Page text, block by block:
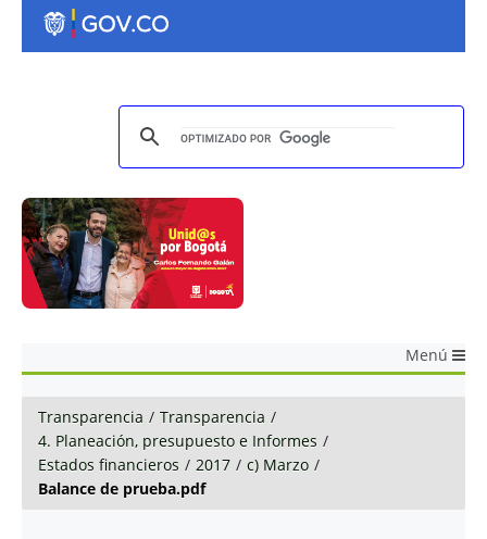
Menú
Transparencia / Transparencia /
4. Planeación, presupuesto e Informes /
Estados financieros / 2017 / c) Marzo /
Balance de prueba.pdf